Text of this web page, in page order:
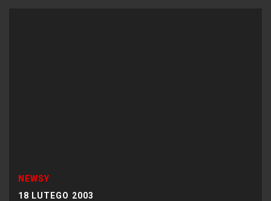
NEWSY
18 LUTEGO 2003